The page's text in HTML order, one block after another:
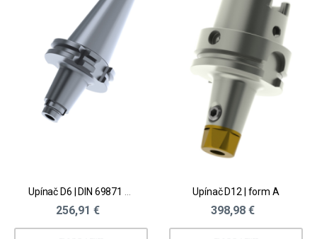
256,91 €
Upínač D12 | form A
398,98 €